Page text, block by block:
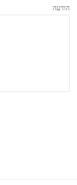
הודעה